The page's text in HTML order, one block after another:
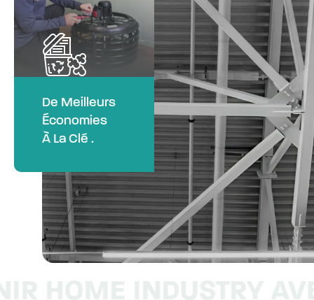
De Meilleurs
Économies
À La Clé .